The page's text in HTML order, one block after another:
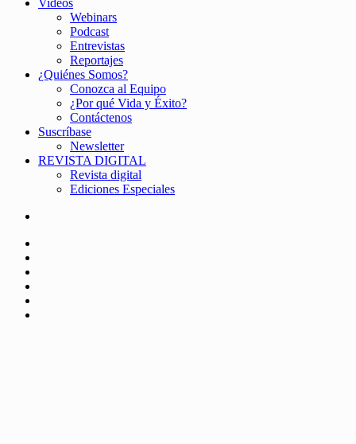
Videos
Webinars
Podcast
Entrevistas
Reportajes
¿Quiénes Somos?
Conozca al Equipo
¿Por qué Vida y Éxito?
Contáctenos
Suscríbase
Newsletter
REVISTA DIGITAL
Revista digital
Ediciones Especiales